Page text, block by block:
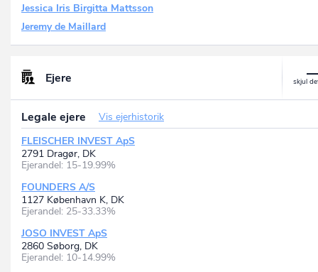
Jessica Iris Birgitta Mattsson
Jeremy de Maillard
Ejere
Legale ejere
Vis ejerhistorik
FLEISCHER INVEST ApS
2791 Dragør, DK
Ejerandel: 15-19.99%
FOUNDERS A/S
1127 København K, DK
Ejerandel: 25-33.33%
JOSO INVEST ApS
2860 Søborg, DK
Ejerandel: 10-14.99%